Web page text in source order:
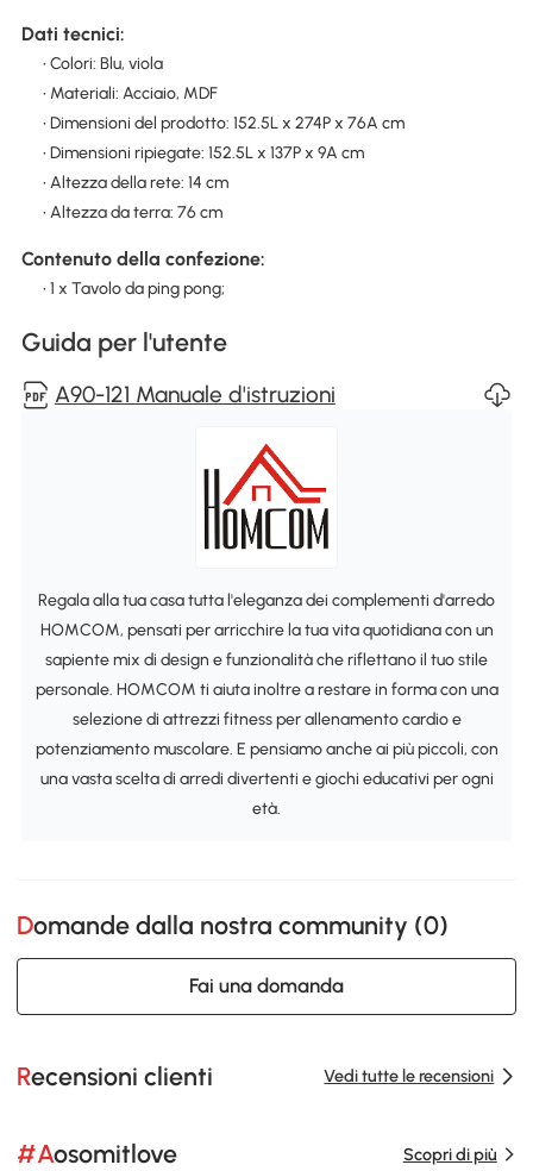
Dati tecnici:
• Colori: Blu, viola
• Materiali: Acciaio, MDF
• Dimensioni del prodotto: 152.5L x 274P x 76A cm
• Dimensioni ripiegate: 152.5L x 137P x 9A cm
• Altezza della rete: 14 cm
• Altezza da terra: 76 cm
Contenuto della confezione:
• 1 x Tavolo da ping pong;
Guida per l'utente
A90-121 Manuale d'istruzioni
Regala alla tua casa tutta l'eleganza dei complementi d'arredo
HOMCOM, pensati per arricchire la tua vita quotidiana con un
sapiente mix di design e funzionalità che riflettano il tuo stile
personale. HOMCOM ti aiuta inoltre a restare in forma con una
selezione di attrezzi fitness per allenamento cardio e
potenziamento muscolare. E pensiamo anche ai più piccoli, con
una vasta scelta di arredi divertenti e giochi educativi per ogni
età.
Domande dalla nostra community (0)
Fai una domanda
Recensioni clienti Vedi tutte le recensioni
#Aosomitlove Scopri di più